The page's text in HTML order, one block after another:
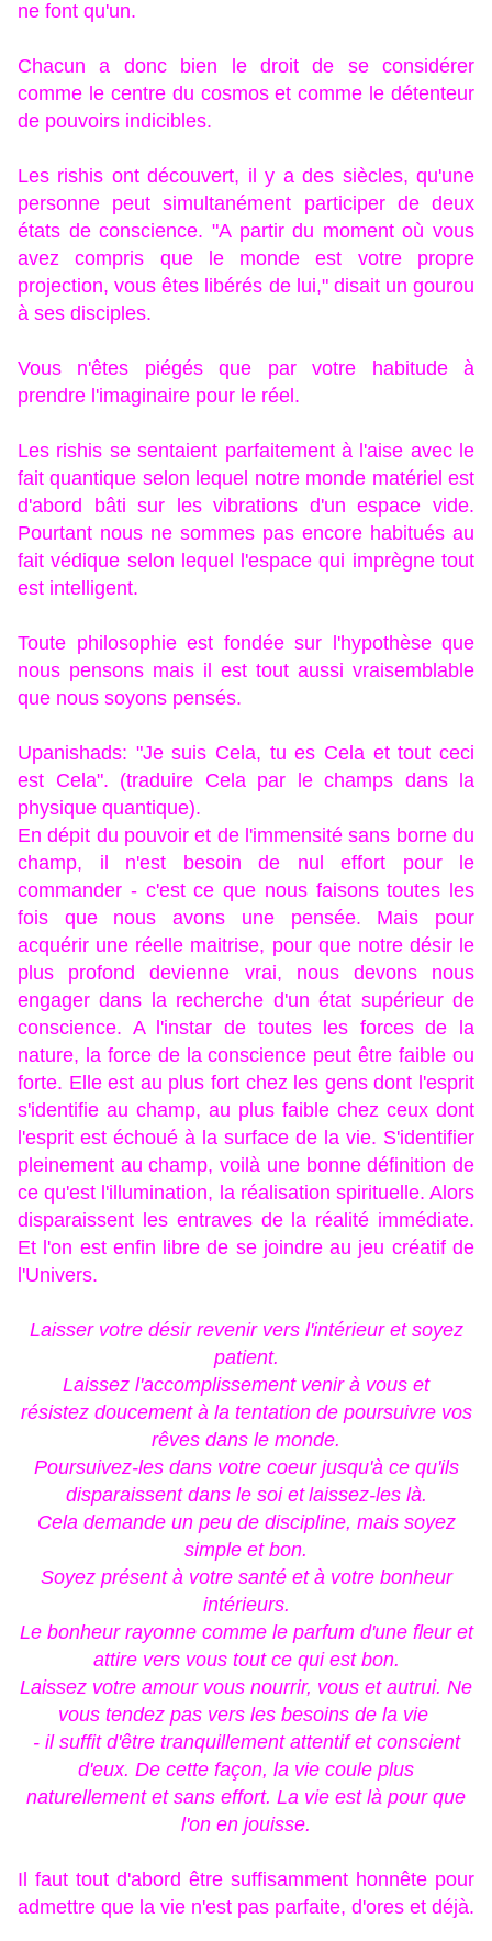
ne font qu'un.
Chacun a donc bien le droit de se considérer
comme le centre du cosmos et comme le détenteur
de pouvoirs indicibles.
Les rishis ont découvert, il y a des siècles, qu'une
personne peut simultanément participer de deux
états de conscience. "A partir du moment où vous
avez compris que le monde est votre propre
projection, vous êtes libérés de lui," disait un gourou
à ses disciples.
Vous n'êtes piégés que par votre habitude à
prendre l'imaginaire pour le réel.
Les rishis se sentaient parfaitement à l'aise avec le
fait quantique selon lequel notre monde matériel est
d'abord bâti sur les vibrations d'un espace vide.
Pourtant nous ne sommes pas encore habitués au
fait védique selon lequel l'espace qui imprègne tout
est intelligent.
Toute philosophie est fondée sur l'hypothèse que
nous pensons mais il est tout aussi vraisemblable
que nous soyons pensés.
Upanishads: "Je suis Cela, tu es Cela et tout ceci
est Cela". (traduire Cela par le champs dans la
physique quantique).
En dépit du pouvoir et de l'immensité sans borne du
champ, il n'est besoin de nul effort pour le
commander - c'est ce que nous faisons toutes les
fois que nous avons une pensée. Mais pour
acquérir une réelle maitrise, pour que notre désir le
plus profond devienne vrai, nous devons nous
engager dans la recherche d'un état supérieur de
conscience. A l'instar de toutes les forces de la
nature, la force de la conscience peut être faible ou
forte. Elle est au plus fort chez les gens dont l'esprit
s'identifie au champ, au plus faible chez ceux dont
l'esprit est échoué à la surface de la vie. S'identifier
pleinement au champ, voilà une bonne définition de
ce qu'est l'illumination, la réalisation spirituelle. Alors
disparaissent les entraves de la réalité immédiate.
Et l'on est enfin libre de se joindre au jeu créatif de
l'Univers.
Laisser votre désir revenir vers l'intérieur et soyez
patient.
Laissez l'accomplissement venir à vous et
résistez doucement à la tentation de poursuivre vos
rêves dans le monde.
Poursuivez-les dans votre coeur jusqu'à ce qu'ils
disparaissent dans le soi et laissez-les là.
Cela demande un peu de discipline, mais soyez
simple et bon.
Soyez présent à votre santé et à votre bonheur
intérieurs.
Le bonheur rayonne comme le parfum d'une fleur et
attire vers vous tout ce qui est bon.
Laissez votre amour vous nourrir, vous et autrui. Ne
vous tendez pas vers les besoins de la vie
- il suffit d'être tranquillement attentif et conscient
d'eux. De cette façon, la vie coule plus
naturellement et sans effort. La vie est là pour que
l'on en jouisse.
Il faut tout d'abord être suffisamment honnête pour
admettre que la vie n'est pas parfaite, d'ores et déjà.